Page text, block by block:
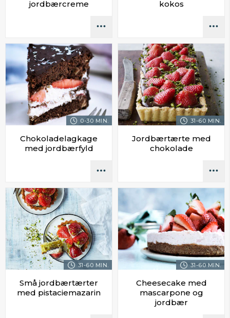
jordbærcreme
kokos
0-30 MIN.
Chokoladelagkage
med jordbærfyld
31-60 MIN.
Jordbærtærte med
chokolade
31-60 MIN.
Små jordbærtærter
med pistaciemazarin
31-60 MIN.
Cheesecake med
mascarpone og
jordbær